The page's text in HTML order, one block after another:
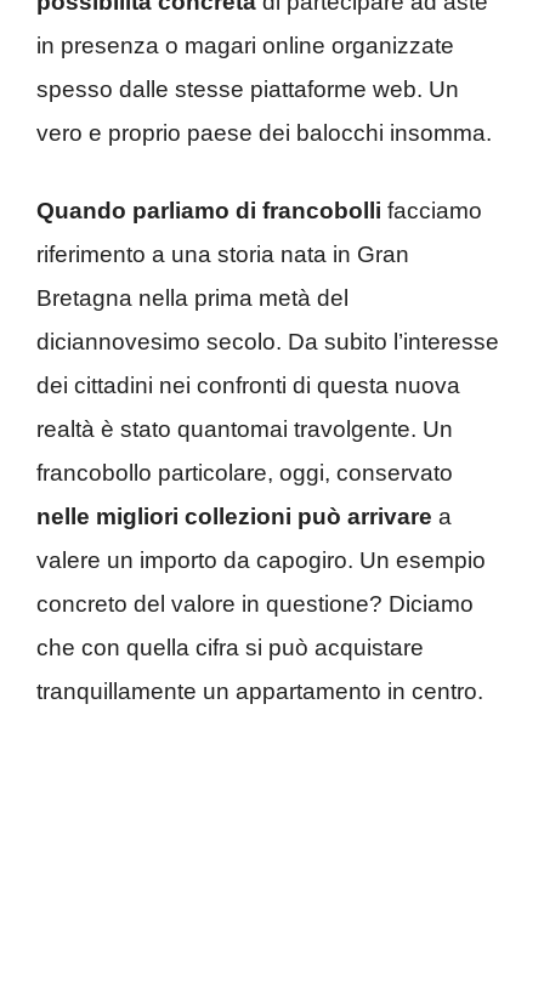
in presenza o magari online organizzate
spesso dalle stesse piattaforme web. Un
vero e proprio paese dei balocchi insomma.
Quando parliamo di francobolli facciamo
riferimento a una storia nata in Gran
Bretagna nella prima metà del
diciannovesimo secolo. Da subito l’interesse
dei cittadini nei confronti di questa nuova
realtà è stato quantomai travolgente. Un
francobollo particolare, oggi, conservato
nelle migliori collezioni può arrivare a
valere un importo da capogiro. Un esempio
concreto del valore in questione? Diciamo
che con quella cifra si può acquistare
tranquillamente un appartamento in centro.